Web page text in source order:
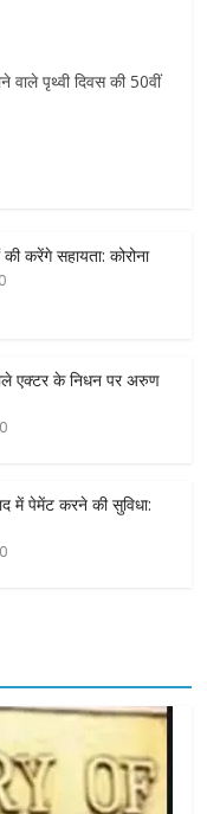
पृथ्वी दिवस की 50वीं
करेंगे सहायता: कोरोना
0
एक्टर के निधन पर अरुण
0
में पेमेंट करने की सुविधा:
0